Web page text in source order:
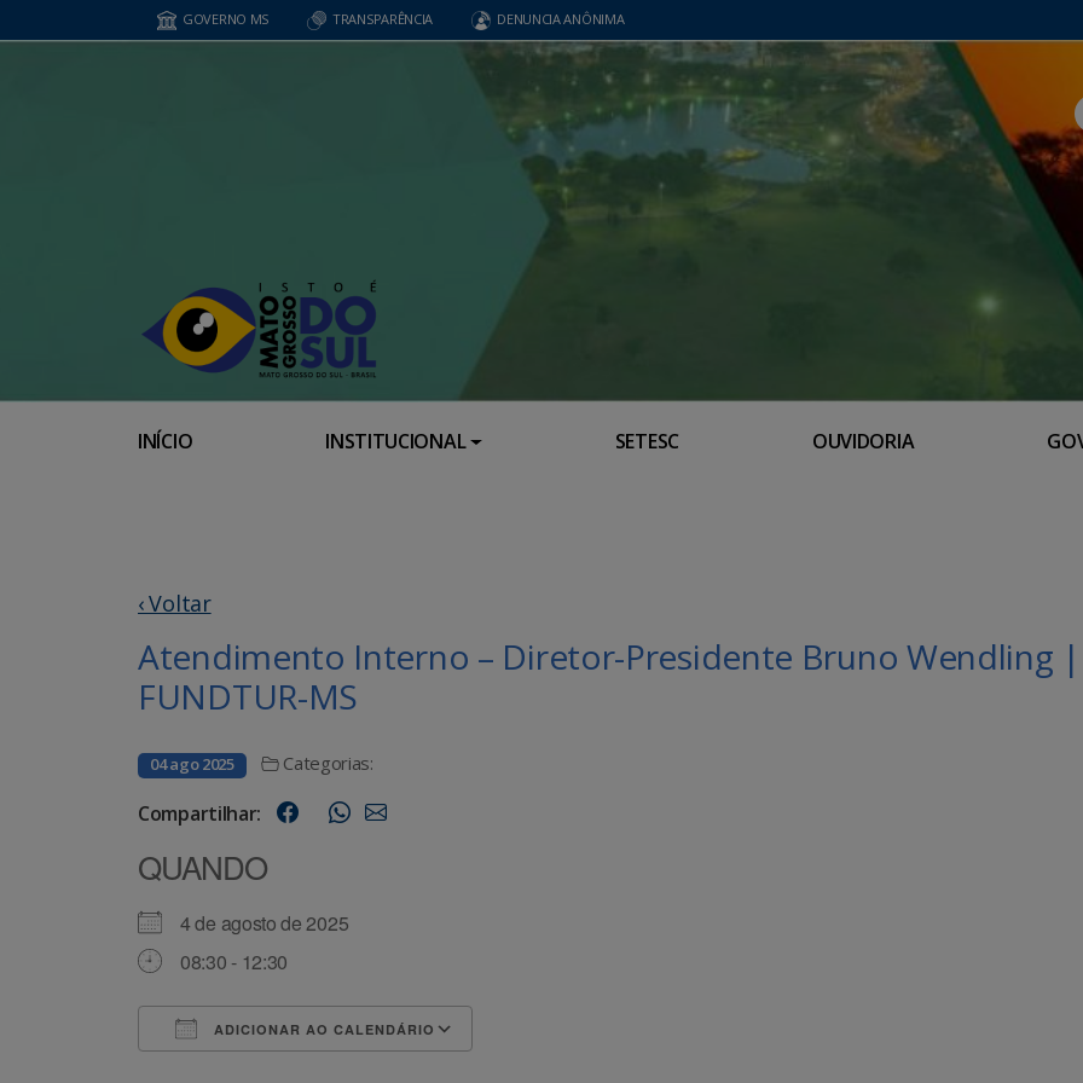
GOVERNO MS TRANSPARÊNCIA DENUNCIA ANÔNIMA
INÍCIO INSTITUCIONAL SETESC OUVIDORIA
‹ Voltar
Atendimento Interno – Diretor-Presidente Bruno Wendling |
FUNDTUR-MS
04 ago 2025 Categorias:
Compartilhar:
QUANDO
4 de agosto de 2025
08:30 - 12:30
ADICIONAR AO CALENDÁRIO